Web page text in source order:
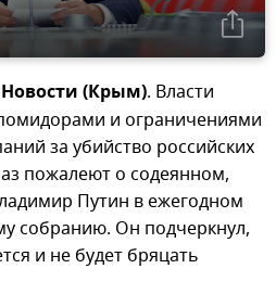
(Крым). Власти
и ограничениями
за убийство российских
пожалеют о содеянном,
Путин в ежегодном
собранию. Он подчеркнул,
и не будет бряцать